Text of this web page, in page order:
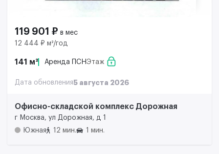
119 901 ₽ в мес
12 444 ₽ м²/год
141 м² Аренда ПСНЭтаж
Дата обновления5 августа 2026
Офисно-складской комплекс Дорожная
г Москва, ул Дорожная, д 1
Южная
12 мин. 1 мин.